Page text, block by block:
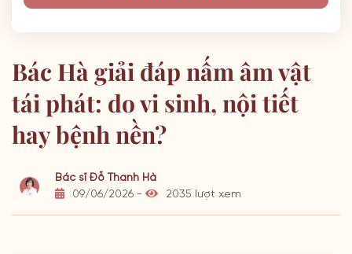
Bác Hà giải đáp nấm âm vật
tái phát: do vi sinh, nội tiết
hay bệnh nền?
Bác sĩ Đỗ Thanh Hà
09/06/2026 -
2035 lượt xem